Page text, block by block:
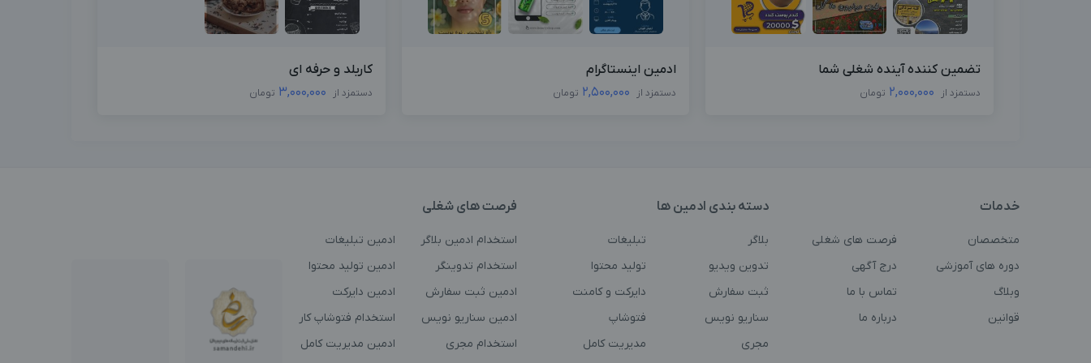
تضمین کننده آینده شغلی شما
دستمزد از 2,000,000 تومان
ادمین اینستاگرام
دستمزد از 2,500,000 تومان
کاربلد و حرفه ای
دستمزد از 3,000,000 تومان
خدمات
متخصصان
فرصت های شغلی
دوره های آموزشی
درج آگهی
وبلاگ
تماس با ما
قوانین
درباره ما
دسته بندی ادمین ها
بلاگر
تبلیغات
تدوین ویدیو
تولید محتوا
ثبت سفارش
دایرکت و کامنت
سناریو نویس
فتوشاپ
مجری
مدیریت کامل
فرصت های شغلی
استخدام ادمین بلاگر
ادمین تبلیغات
استخدام تدوینگر
ادمین تولید محتوا
ادمین ثبت سفارش
ادمین دایرکت
ادمین سناریو نویس
استخدام فتوشاپ کار
استخدام مجری
ادمین مدیریت کامل